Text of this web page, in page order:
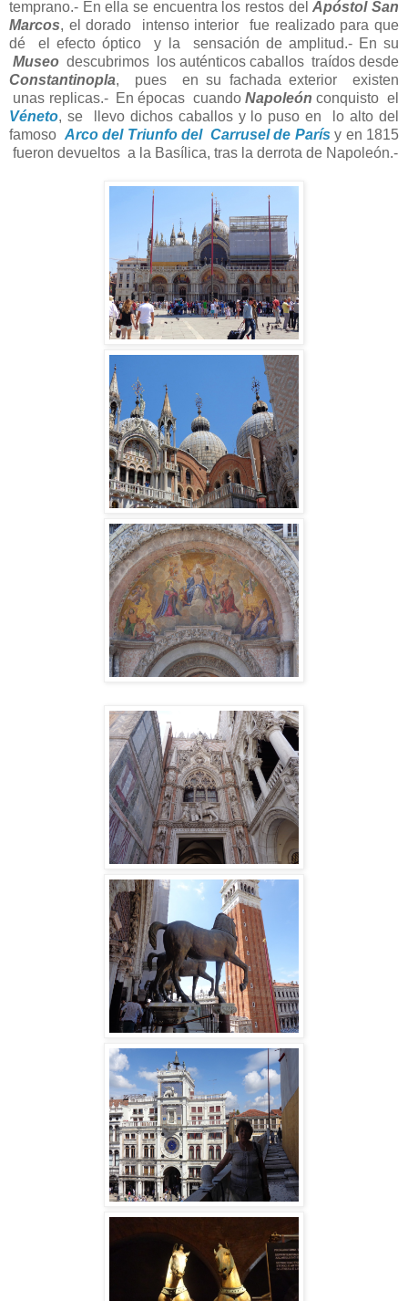
temprano.- En ella se encuentra los restos delApóstol San
Marcos, el dorado intenso interior fue realizado para que
dé el efecto óptico y la sensación de amplitud.- En su
Museo descubrimos los auténticos caballos traídos desde
Constantinopla, pues en su fachada exterior existen
unas replicas.- En épocas cuandoNapoleón conquisto el
Véneto, se llevo dichos caballos y lo puso en lo alto del
famoso Arco del Triunfo del Carrusel de Parísy en 1815
fueron devueltos a la Basílica, tras la derrota de Napoleón.-